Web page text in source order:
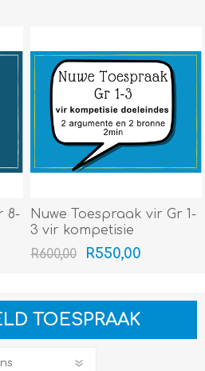
8-
Nuwe Toespraak vir Gr 1-
3 vir kompetisie
doeleindes (2 argumente
en 2 bronne: 2min) -
R600,00 R550,00
TOESPRAAK